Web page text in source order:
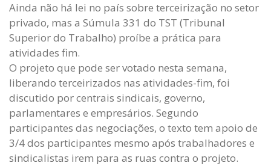
Ainda não há lei no país sobre terceirização no setor
privado, mas a Súmula 331 do TST (Tribunal
Superior do Trabalho) proíbe a prática para
atividades fim.
O projeto que pode ser votado nesta semana,
liberando terceirizados nas atividades-fim, foi
discutido por centrais sindicais, governo,
parlamentares e empresários. Segundo
participantes das negociações, o texto tem apoio de
3/4 dos participantes mesmo após trabalhadores e
sindicalistas irem para as ruas contra o projeto.